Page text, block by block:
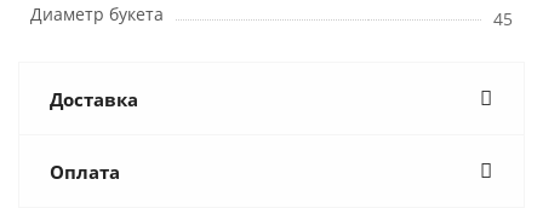
Диаметр букета
45
Доставка
Оплата